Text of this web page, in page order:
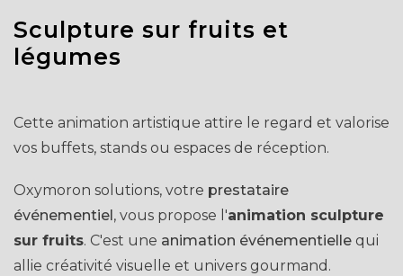
Sculpture sur fruits et
légumes
Cette animation artistique attire le regard et valorise
vos buffets, stands ou espaces de réception.
Oxymoron solutions, votre prestataire
événementiel , vous propose l'animation sculpture
sur fruits. C'est une animation événementielle qui
allie créativité visuelle et univers gourmand.